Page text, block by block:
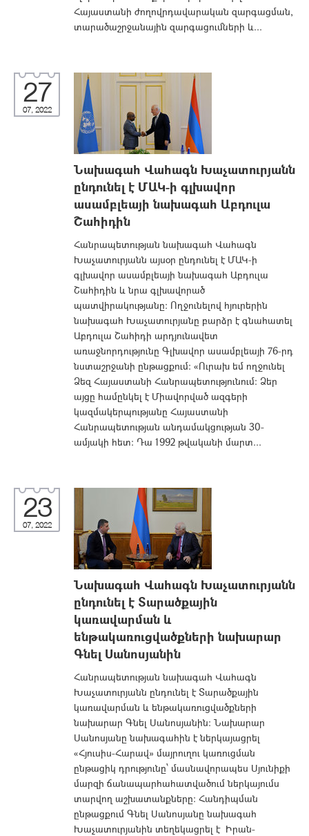
Հայաստանի ժողովրդավարական զարգացման,
տարածաշրջանային զարգացումների և...
27
07, 2022
Նախագահ Վահագն Խաչատուրյանն
ընդունել է ՄԱԿ-ի գլխավոր
ասամբլեայի նախագահ Աբդուլա
Շահիդին
Հանրապետության նախագահ Վահագն
Խաչատուրյանն այսօր ընդունել է ՄԱԿ-ի
գլխավոր ասամբլեայի նախագահ Աբդուլա
Շահիդին և նրա գլխավորած
պատվիրակությանը: Ողջունելով հյուրերին
նախագահ Խաչատուրյանը բարձր է գնահատել
Աբդուլա Շահիդի արդյունավետ
առաջնորդությունը Գլխավոր ասամբլեայի 76-րդ
նստաշրջանի ընթացքում: «Ուրախ եմ ողջունել
Ձեզ Հայաստանի Հանրապետությունում։ Ձեր
այցը համընկել է Միավորված ազգերի
կազմակերպությանը Հայաստանի
Հանրապետության անդամակցության 30-
ամյակի հետ։ Դա 1992 թվականի մարտ...
23
07, 2022
Նախագահ Վահագն Խաչատուրյանն
ընդունել է Տարածքային
կառավարման և
ենթակառուցվածքների նախարար
Գնել Սանոսյանին
Հանրապետության նախագահ Վահագն
Խաչատուրյանն ընդունել է Տարածքային
կառավարման և ենթակառուցվածքների
նախարար Գնել Սանոսյանին։ Նախարար
Սանոսյանը նախագահին է ներկայացրել
«Հյուսիս-Հարավ» մայրուղու կառուցման
ընթացիկ դրությունը՝ մասնավորապես Սյունիքի
մարզի ճանապարհահատվածում ներկայումս
տարվող աշխատանքները։ Հանդիպման
ընթացքում Գնել Սանոսյանը նախագահ
Խաչատուրյանին տեղեկացրել է Իրան-